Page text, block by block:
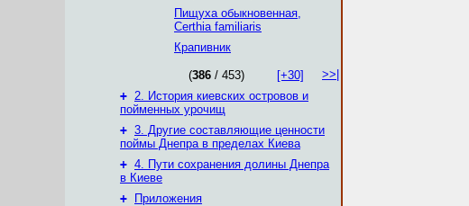
Пищуха обыкновенная,
Certhia familiaris
Крапивник
(386 / 453) [+30]
>>|
+ 2. История киевских островов и
пойменных урочищ
+ 3. Другие составляющие ценности
поймы Днепра в пределах Киева
+ 4. Пути сохранения долины Днепра
в Киеве
+
Приложения